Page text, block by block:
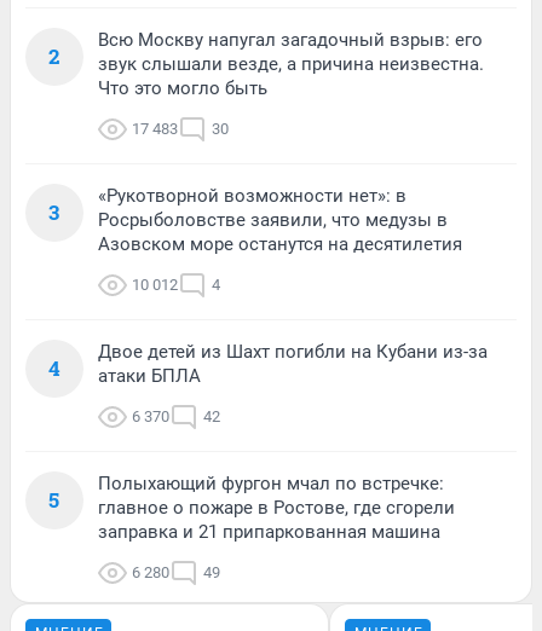
2
Всю Москву напугал загадочный взрыв: его
звук слышали везде, а причина неизвестна.
Что это могло быть
17 483 30
3
«Рукотворной возможности нет»: в
Росрыболовстве заявили, что медузы в
Азовском море останутся на десятилетия
10 012 4
4
Двое детей из Шахт погибли на Кубани из-за
атаки БПЛА
6 370 42
5
Полыхающий фургон мчал по встречке:
главное о пожаре в Ростове, где сгорели
заправка и 21 припаркованная машина
6 280 49